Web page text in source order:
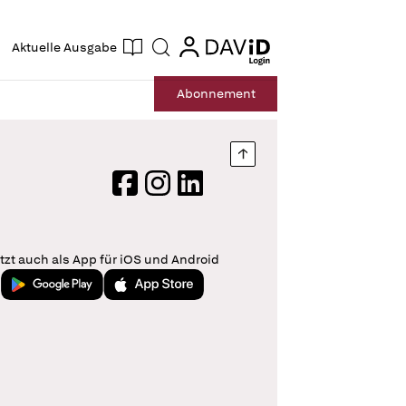
Aktuelle Ausgabe Suche login
login
Abonnement
Nach oben springen
FacebookInstagram
LinkedIn
auch als App für iOS und Android
Jetzt bei Google PlayLaden im App Store